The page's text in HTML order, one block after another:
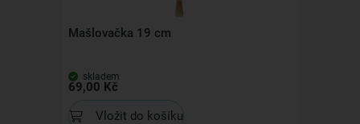
Mašlovačka 19 cm
skladem
69,00 Kč
Vložit do košíku